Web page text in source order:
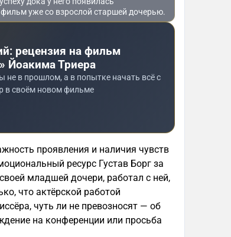
уже со взрослой старшей дочерью.
рецензия на фильм
Йоакима Триера
в прошлом, а в попытке начать всё с
в своём новом фильме
проявления и наличия чувств
ресурс Густав Борг за
младшей дочери, работал с ней,
что актёрской работой
чуть ли не превозносят — об
на конференции или просьба